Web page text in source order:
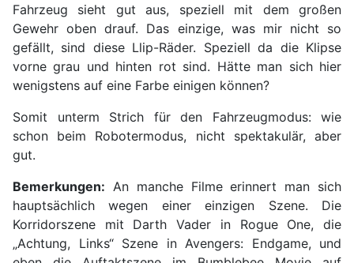
Fahrzeug sieht gut aus, speziell mit dem großen
Gewehr oben drauf. Das einzige, was mir nicht so
gefällt, sind diese Llip-Räder. Speziell da die Klipse
vorne grau und hinten rot sind. Hätte man sich hier
wenigstens auf eine Farbe einigen können?
Somit unterm Strich für den Fahrzeugmodus: wie
schon beim Robotermodus, nicht spektakulär, aber
gut.
Bemerkungen: An manche Filme erinnert man sich
hauptsächlich wegen einer einzigen Szene. Die
Korridorszene mit Darth Vader in Rogue One, die
„Achtung, Links“ Szene in Avengers: Endgame, und